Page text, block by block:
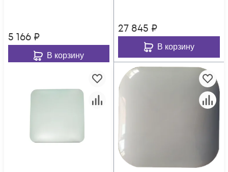
5 166 ₽
В корзину
27 845 ₽
В корзину